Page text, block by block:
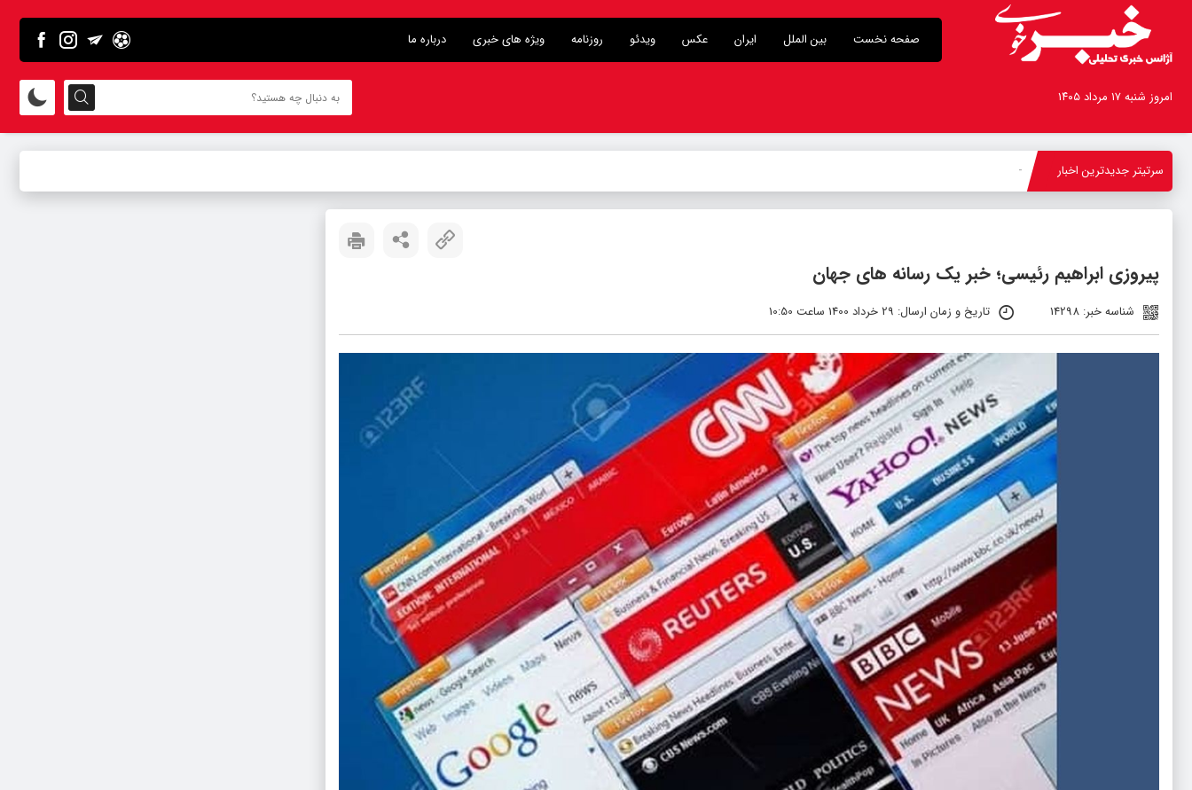
صفحه نخست بین الملل ایران عکس ویدئو روزنامه ویژه های خبری درباره ما
امروز شنبه ۱۷ مرداد ۱۴۰۵
سرتیتر جدیدترین اخبار بازدید اس
پیروزی ابراهیم رئیسی؛ خبر یک رسانه های جهان
شناسه خبر: 14298 تاریخ و زمان ارسال: 29 خرداد 1400 ساعت 10:50